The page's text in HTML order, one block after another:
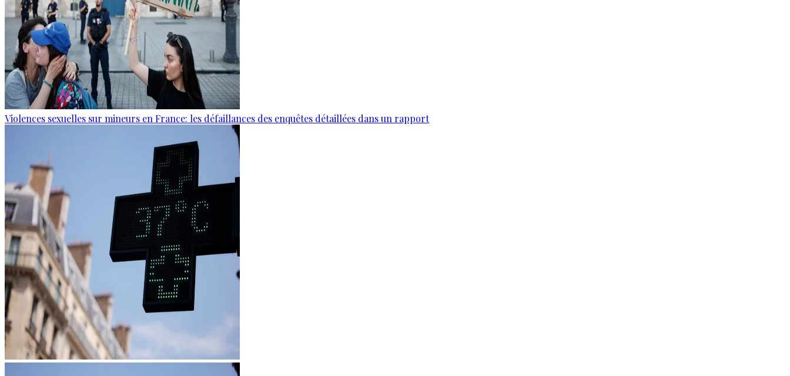
Violences sexuelles sur mineurs en France: les défaillances des enquêtes détaillées dans un rapport